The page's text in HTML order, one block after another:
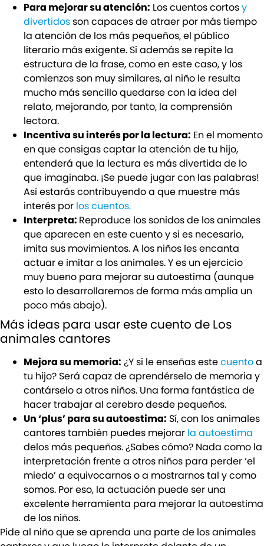
Para mejorar su atención: Los cuentos cortosy
divertidosson capaces de atraer por más tiempo
la atención de los más pequeños, el público
literario más exigente. Si además se repite la
estructura de la frase, como en este caso, y los
comienzos son muy similares, al niño le resulta
mucho más sencillo quedarse con la idea del
relato, mejorando, por tanto, la comprensión
lectora.
Incentiva su interés por la lectura: En el momento
en que consigas captar la atención de tu hijo,
entenderá que la lectura es más divertida de lo
que imaginaba. ¡Se puede jugar con las palabras!
Así estarás contribuyendo a que muestre más
interés por los cuentos.
Interpreta: Reproduce los sonidos de los animales
que aparecen en este cuento y si es necesario,
imita sus movimientos. A los niños les encanta
actuar e imitar a los animales. Y es un ejercicio
muy bueno para mejorar su autoestima (aunque
esto lo desarrollaremos de forma más amplia un
poco más abajo).
Más ideas para usar este cuento de Los
animales cantores
Mejora su memoria: ¿Y si le enseñas estecuentoa
tu hijo? Será capaz de aprendérselo de memoria y
contárselo a otros niños. Una forma fantástica de
hacer trabajar al cerebro desde pequeños.
Un ‘plus’ para su autoestima: Sí, con los animales
cantores también puedes mejorar la autoestima
delos más pequeños. ¿Sabes cómo? Nada como la
interpretación frente a otros niños para perder ‘el
miedo’ a equivocarnos o a mostrarnos tal y como
somos. Por eso, la actuación puede ser una
excelente herramienta para mejorar la autoestima
de los niños.
Pide al niño que se aprenda una parte de los animales